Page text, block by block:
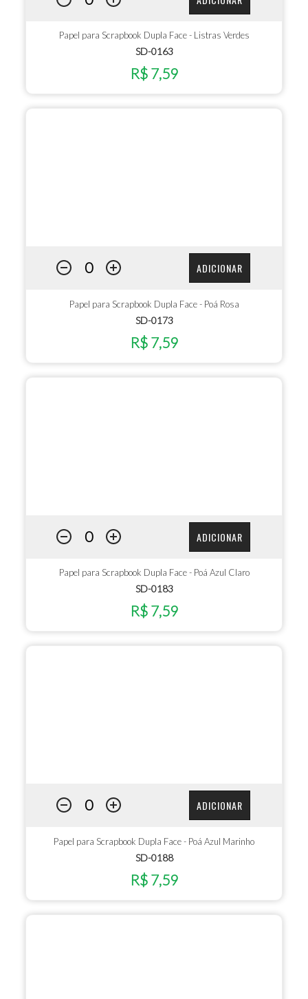
Papel para Scrapbook Dupla Face - Listras Verdes
SD-0163
R$ 7,59
ADICIONAR
Papel para Scrapbook Dupla Face - Poá Rosa
SD-0173
R$ 7,59
ADICIONAR
Papel para Scrapbook Dupla Face - Poá Azul Claro
SD-0183
R$ 7,59
ADICIONAR
Papel para Scrapbook Dupla Face - Poá Azul Marinho
SD-0188
R$ 7,59